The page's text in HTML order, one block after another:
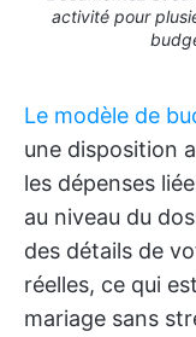
activité pour
Le modèle de
une disposition
les dépenses
au niveau du
des détails de
réelles, ce qui
mariage sans